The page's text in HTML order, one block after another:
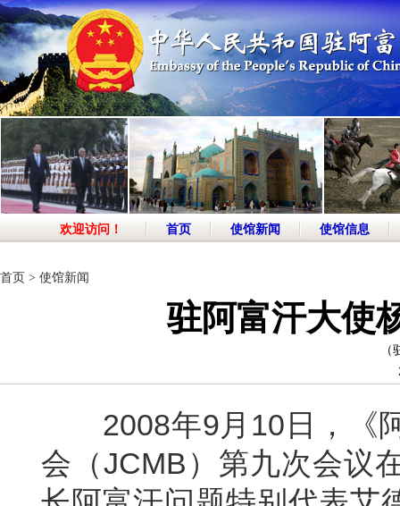
欢迎访问！ 首页 使馆新闻 使馆信息
首页 > 使馆新闻
驻阿富汗大使
2008年9月10日，《阿
会（JCMB）第九次会议